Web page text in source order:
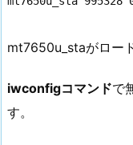
mt7650u_staがロー
iwconfigコマンドで
す。